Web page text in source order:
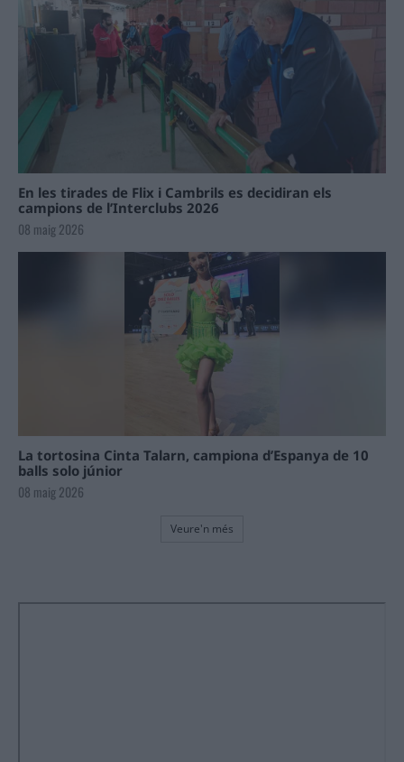
En les tirades de Flix i Cambrils es decidiran els
campions de l’Interclubs 2026
08 maig 2026
La tortosina Cinta Talarn, campiona d’Espanya de 10
balls solo júnior
08 maig 2026
Veure'n més